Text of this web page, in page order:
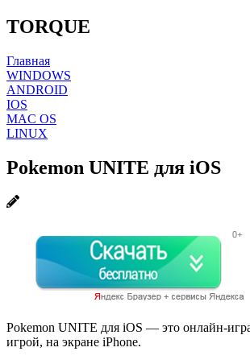
TORQUE
Главная
WINDOWS
ANDROID
IOS
MAC OS
LINUX
Pokemon UNITE для iOS
Pokemon UNITE для iOS — это онлайн-
игрой, на экране iPhone.